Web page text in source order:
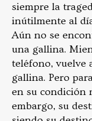
siempre la
inútilmente al
Aún no se
una gallina.
teléfono, vuelve
gallina. Pero
en su condición
embargo, su